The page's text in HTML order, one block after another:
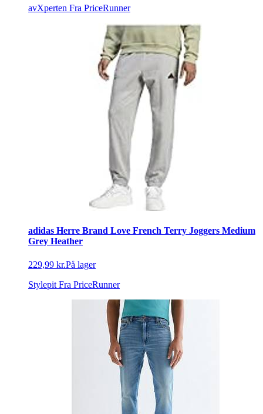
avXperten Fra PriceRunner
adidas Herre Brand Love French Terry Joggers Medium
Grey Heather
229,99 kr.På lager
Stylepit Fra PriceRunner